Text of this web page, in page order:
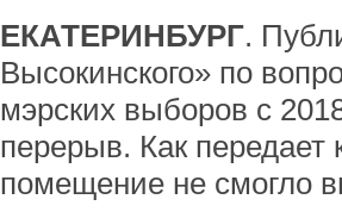
ЕКАТЕРИНБУРГ.
Высокинского» по
мэрских выборов с
перерыв. Как
помещение не смогло